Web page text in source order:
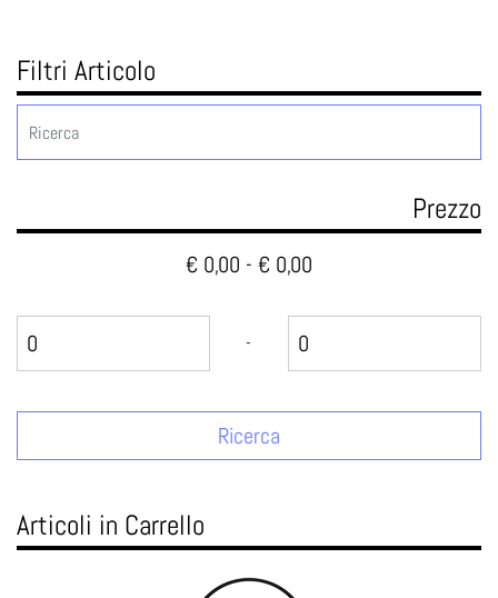
Filtri Articolo
Prezzo
€ 0,00 - € 0,00
Prezzo minimo - Prezzo massimo
Articoli in Carrello